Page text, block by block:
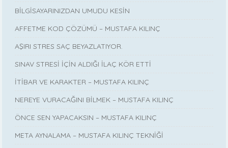
BİLGİSAYARINIZDAN UMUDU KESİN
AFFETME KOD ÇÖZÜMÜ – MUSTAFA KILINÇ
AŞIRI STRES SAÇ BEYAZLATIYOR.
SINAV STRESİ İÇİN ALDIĞI İLAÇ KÖR ETTİ
İTİBAR VE KARAKTER – MUSTAFA KILINÇ
NEREYE VURACAĞINI BİLMEK – MUSTAFA KILINÇ
ÖNCE SEN YAPACAKSIN – MUSTAFA KILINÇ
META AYNALAMA – MUSTAFA KILINÇ TEKNİĞİ